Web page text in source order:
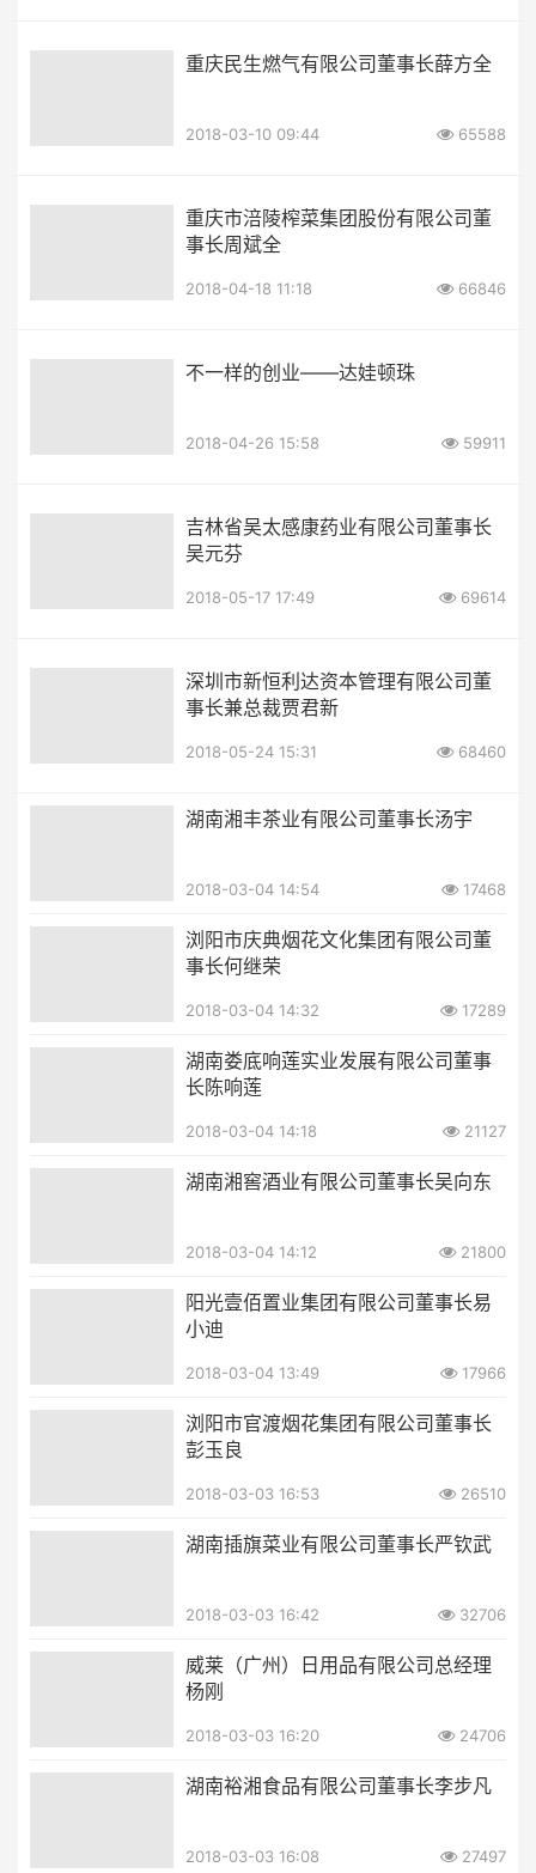
重庆民生燃气有限公司董事长薛方全
2018-03-10 09:44 65588
重庆市涪陵榨菜集团股份有限公司董
事长周斌全
2018-04-18 11:18 66846
不一样的创业——达娃顿珠
2018-04-26 15:58 59911
吉林省吴太感康药业有限公司董事长
吴元芬
2018-05-17 17:49 69614
深圳市新恒利达资本管理有限公司董
事长兼总裁贾君新
2018-05-24 15:31 68460
湖南湘丰茶业有限公司董事长汤宇
2018-03-04 14:54 17468
浏阳市庆典烟花文化集团有限公司董
事长何继荣
2018-03-04 14:32 17289
湖南娄底响莲实业发展有限公司董事
长陈响莲
2018-03-04 14:18 21127
湖南湘窖酒业有限公司董事长吴向东
2018-03-04 14:12 21800
阳光壹佰置业集团有限公司董事长易
小迪
2018-03-04 13:49 17966
浏阳市官渡烟花集团有限公司董事长
彭玉良
2018-03-03 16:53 26510
湖南插旗菜业有限公司董事长严钦武
2018-03-03 16:42 32706
威莱（广州）日用品有限公司总经理
杨刚
2018-03-03 16:20 24706
湖南裕湘食品有限公司董事长李步凡
2018-03-03 16:08 27497